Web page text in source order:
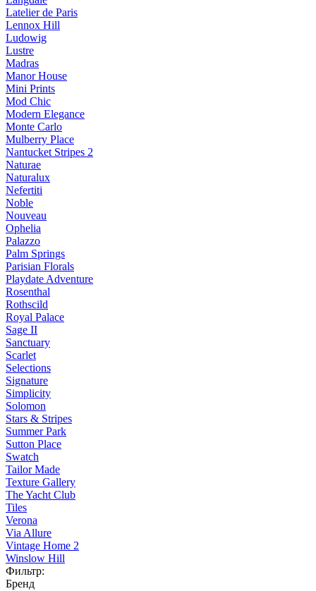
Latelier de Paris
Lennox Hill
Ludowig
Lustre
Madras
Manor House
Mini Prints
Mod Chic
Modern Elegance
Monte Carlo
Mulberry Place
Nantucket Stripes 2
Naturae
Naturalux
Nefertiti
Noble
Nouveau
Ophelia
Palazzo
Palm Springs
Parisian Florals
Playdate Adventure
Rosenthal
Rothscild
Royal Palace
Sage II
Sanctuary
Scarlet
Selections
Signature
Simplicity
Solomon
Stars & Stripes
Summer Park
Sutton Place
Swatch
Tailor Made
Texture Gallery
The Yacht Club
Tiles
Verona
Via Allure
Vintage Home 2
Winslow Hill
Фильтр:
Бренд